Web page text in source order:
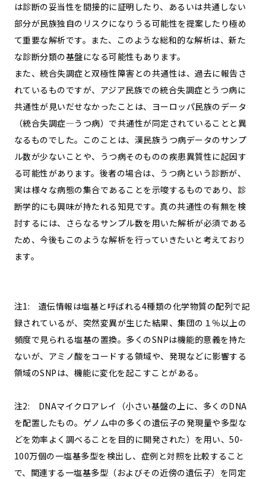
は診断の妥当性を間接的に証明したり、あるいは共通しない
部分が民族独自のリスクになりうる可能性を提案したり極め
て重要な解析です。また、このような総和的な解析は、新た
な診断分類の基盤になる可能性もあります。
また、統合失調症と双極性障害との共通性は、過去に報告さ
れているものですが、アジア民族での統合失調症とうつ病に
共通性が見いだせなかったことは、ヨーロッパ民族のデータ
（統合失調症—うつ病）で共通性が同定されていることと異
なるものでした。このことは、漢民族うつ病データのサンプ
ル数が少ないことや、うつ病そのものの疾患異質性に起因す
る可能性があります。後者の場合は、うつ病という診断が、
実は様々な病態の集合であることを示唆するものであり、診
断学的にも興味が持たれる知見です。真の共通性の有無を検
討するには、さらなるサンプル数を用いた解析が必須である
ため、今後もこのような解析を行っていきたいと考えており
ます。
注1: 遺伝情報は塩基と呼ばれる4種類の化学物質の配列で記
録されているが、突然変異が生じた結果、集団の１％以上の
頻度で見られる塩基の置換。多くのSNPは機能的意義を持た
ないが、アミノ酸をコードする領域や、発現などに影響する
領域のSNPは、機能に変化を起こすことがある。
注2: DNAマイクロアレイ（小さい基盤の上に、多くのDNA
を配置したもの。ゲノム中の多くの遺伝子の発現量や多型な
どを効率よく調べることを目的に開発された）を用い、50-
100万個の一塩基多型を検出し、症例と対照を比較すること
で、関連する一塩基多型（およびその近傍の遺伝子）を同定